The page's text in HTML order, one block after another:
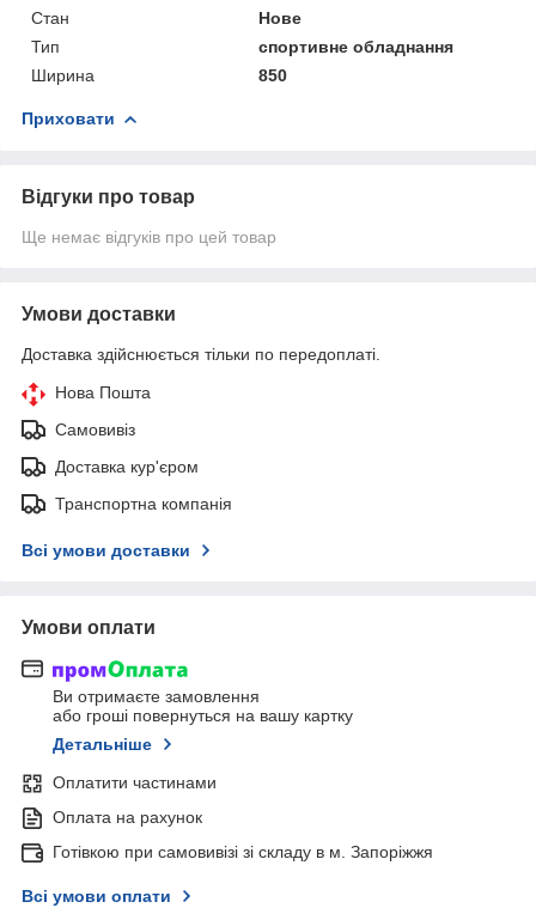
Стан
Нове
Тип
спортивне обладнання
Ширина
850
Приховати
Відгуки про товар
Ще немає відгуків про цей товар
Умови доставки
Доставка здійснюється тільки по передоплаті.
Нова Пошта
Самовивіз
Доставка кур'єром
Транспортна компанія
Всі умови доставки
Умови оплати
Ви отримаєте замовлення
або гроші повернуться на вашу картку
Детальніше
Оплатити частинами
Оплата на рахунок
Готівкою при самовивізі зі складу в м. Запоріжжя
Всі умови оплати